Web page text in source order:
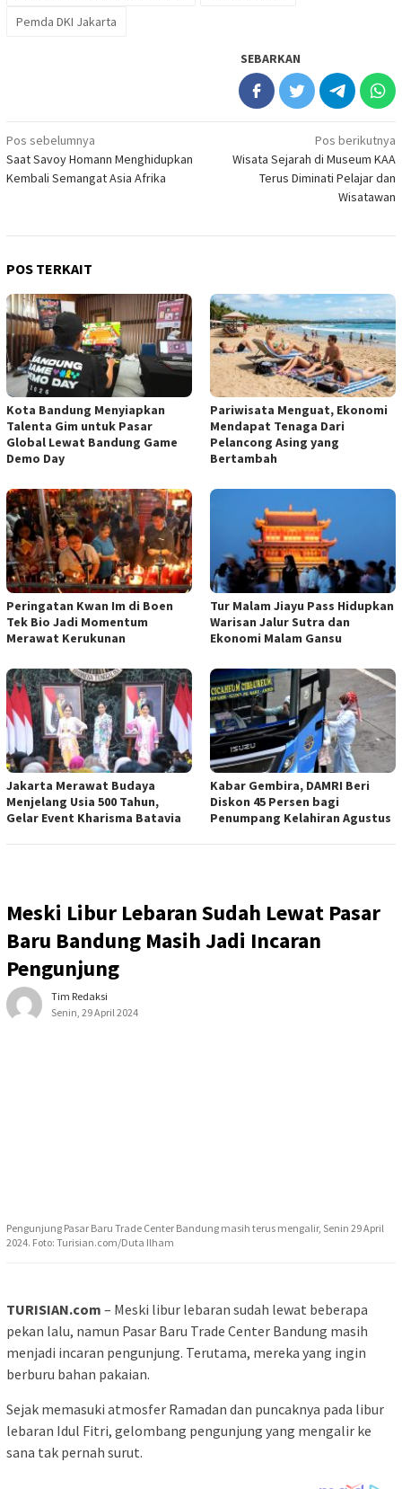
Pemda DKI Jakarta
SEBARKAN
Navigasi
pos
Pos sebelumnya
Saat Savoy Homann Menghidupkan
Kembali Semangat Asia Afrika
Pos berikutnya
Wisata Sejarah di Museum KAA
Terus Diminati Pelajar dan
Wisatawan
POS TERKAIT
Kota Bandung Menyiapkan
Talenta Gim untuk Pasar
Global Lewat Bandung Game
Demo Day
Pariwisata Menguat, Ekonomi
Mendapat Tenaga Dari
Pelancong Asing yang
Bertambah
Peringatan Kwan Im di Boen
Tek Bio Jadi Momentum
Merawat Kerukunan
Tur Malam Jiayu Pass Hidupkan
Warisan Jalur Sutra dan
Ekonomi Malam Gansu
Jakarta Merawat Budaya
Menjelang Usia 500 Tahun,
Gelar Event Kharisma Batavia
Kabar Gembira, DAMRI Beri
Diskon 45 Persen bagi
Penumpang Kelahiran Agustus
Meski Libur Lebaran Sudah Lewat Pasar
Baru Bandung Masih Jadi Incaran
Pengunjung
Tim Redaksi
Senin, 29 April 2024
Pengunjung Pasar Baru Trade Center Bandung masih terus mengalir, Senin 29 April
2024. Foto: Turisian.com/Duta Ilham
TURISIAN.com – Meski libur lebaran sudah lewat beberapa
pekan lalu, namun Pasar Baru Trade Center Bandung masih
menjadi incaran pengunjung. Terutama, mereka yang ingin
berburu bahan pakaian.
Sejak memasuki atmosfer Ramadan dan puncaknya pada libur
lebaran Idul Fitri, gelombang pengunjung yang mengalir ke
sana tak pernah surut.